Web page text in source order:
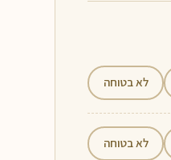
לא בטוחה
לא בטוחה